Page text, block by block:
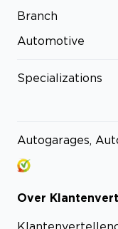
Branch
Automotive
Specializations
Autogarages,
Over
Klantenvertellen